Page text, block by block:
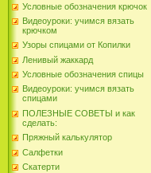
Условные обозначения крючок
Видеоуроки: учимся вязать
крючком
Узоры спицами от Копилки
Ленивый жаккард
Условные обозначения спицы
Видеоуроки: учимся вязать
спицами
ПОЛЕЗНЫЕ СОВЕТЫ и как
сделать:
Пряжный калькулятор
Салфетки
Скатерти